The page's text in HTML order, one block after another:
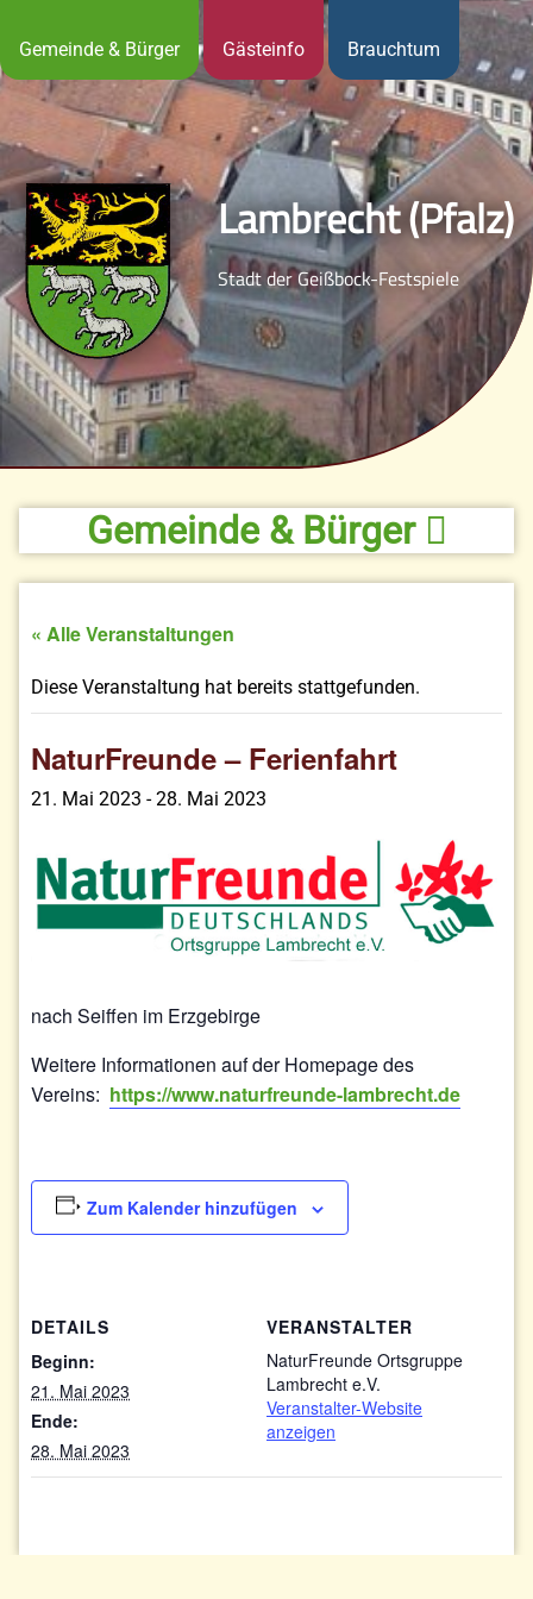
Gemeinde & Bürger Gästeinfo Brauchtum
Lambrecht (Pfalz)
Stadt der Geißbock-Festspiele
Gemeinde & Bürger
« Alle Veranstaltungen
Diese Veranstaltung hat bereits stattgefunden.
NaturFreunde – Ferienfahrt
21. Mai 2023 -28. Mai 2023
nach Seiffen im Erzgebirge
Weitere Informationen auf der Homepage des
Vereins: https://www.naturfreunde-lambrecht.de
Zum Kalender hinzufügen
DETAILS
Beginn:
21. Mai 2023
Ende:
28. Mai 2023
VERANSTALTER
NaturFreunde Ortsgruppe
Lambrecht e.V.
Veranstalter-Website
anzeigen